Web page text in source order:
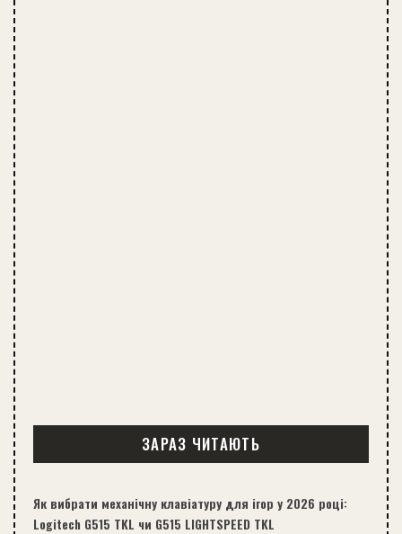
ЗАРАЗ ЧИТАЮТЬ
Як вибрати механічну клавіатуру для ігор у 2026 році:
Logitech G515 TKL чи G515 LIGHTSPEED TKL